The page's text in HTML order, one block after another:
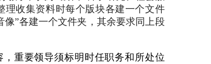
理收集资料时每个版块各建一个文件
像”各建一个文件夹，其余要求同上段
重要领导须标明时任职务和所处位